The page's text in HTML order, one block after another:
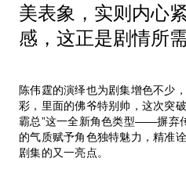
美表象，实则内心
感，这正是剧情所需
陈伟霆的演绎也为剧集增色不少
彩，里面的佛爷特别帅，这次突
霸总”这一全新角色类型——摒弃
的气质赋予角色独特魅力，精准
剧集的又一亮点。